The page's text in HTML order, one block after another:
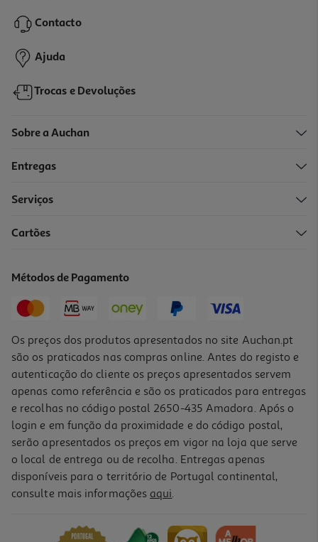
Price reduced from
12,99 €to
9,99 €
-58%
Mini Garrafa Batman
Price reduced from
Contacto
Ajuda
Trocas e Devoluções
Sobre a Auchan
Entregas
Serviços
Cartões
Métodos de Pagamento
Os preços dos produtos apresentados no site Auchan.pt
são os praticados nas compras online. Antes do registo e
autenticação do cliente os preços apresentados servem
apenas como referência e são os praticados para entregas
e recolhas no código postal 2650-435 Amadora. Após o
login e em função da proximidade e do código postal,
serão apresentados os preços em vigor na loja que serve
o local de entrega ou de recolha. Entregas apenas
disponíveis para o território de Portugal continental,
consulte mais informações aqui.